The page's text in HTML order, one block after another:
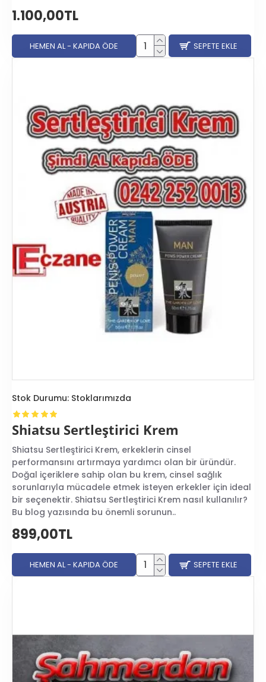
1.100,00TL
HEMEN AL - KAPIDA ÖDE SEPETE EKLE
Stok Durumu: Stoklarımızda
Shiatsu Sertleştirici Krem
Shiatsu Sertleştirici Krem, erkeklerin cinsel
performansını artırmaya yardımcı olan bir üründür.
Doğal içeriklere sahip olan bu krem, cinsel sağlık
sorunlarıyla mücadele etmek isteyen erkekler için ideal
bir seçenektir. Shiatsu Sertleştirici Krem nasıl kullanılır?
Bu blog yazısında bu önemli sorunun..
899,00TL
HEMEN AL - KAPIDA ÖDE SEPETE EKLE